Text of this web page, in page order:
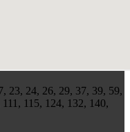
23, 24, 26, 29, 37, 39, 59,
115, 124, 132, 140,